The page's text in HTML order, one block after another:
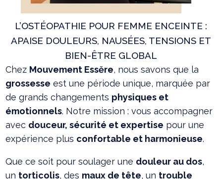
L’OSTÉOPATHIE POUR FEMME ENCEINTE :
APAISE DOULEURS, NAUSÉES, TENSIONS ET
BIEN-ÊTRE GLOBAL
Chez Mouvement Essĕre, nous savons que la
grossesse est une période unique, marquée par
de grands changements physiques et
émotionnels. Notre mission : vous accompagner
avec douceur, sécurité et expertise pour une
expérience plus confortable et harmonieuse.
Que ce soit pour soulager une douleur au dos,
un torticolis, des maux de tête, un trouble